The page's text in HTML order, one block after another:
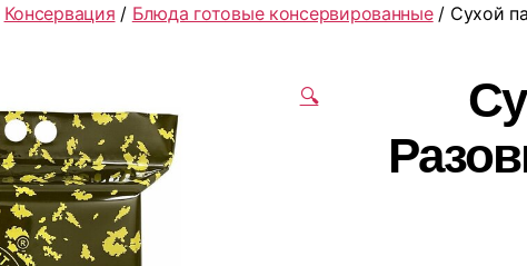
Консервация / Блюда готовые консервированные/ Сухой
🔍